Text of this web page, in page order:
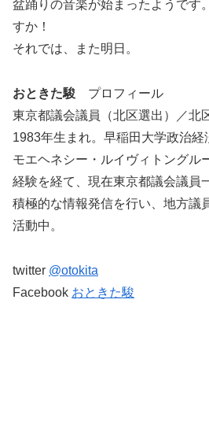
盆踊りの音楽が始まったようです
すか！
それでは、また明日。
おときた駿 プロフィール
東京都議会議員（北区選出）／北
1983年生まれ。早稲田大学政治経
モエヘネシー・ルイヴィトングル
経験を経て、現在東京都議会議員
積極的な情報発信を行い、地方議
活動中。
twitter @otokita
Facebook おときた駿